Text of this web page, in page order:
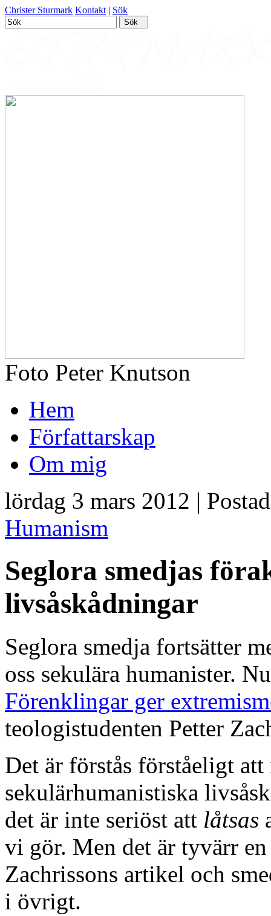
Christer Sturmark Kontakt | Sök
Foto Peter Knutson
Hem
Författarskap
Om mig
lördag 3 mars 2012 |
Humanism
Seglora smedjas
livsåskådningar
Seglora smedja fortsätter
oss sekulära humanister.
Förenklingar ger
teologistudenten Petter
Det är förstås förståeligt
sekulärhumanistiska
det är inte seriöst att låtsas
vi gör. Men det är tyvärr
Zachrissons artikel och
i övrigt.